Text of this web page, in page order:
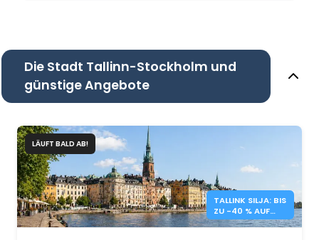
Die Stadt Tallinn-Stockholm und
günstige Angebote
LÄUFT BALD AB!
TALLINK SILJA: BIS
ZU -40 % AUF
OSTSEE-